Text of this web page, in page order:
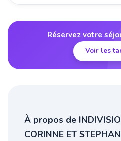
Réservez votre
Voir les
À propos de
CORINNE ET